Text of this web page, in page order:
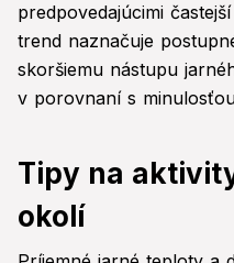
predpovedajúcimi
trend naznačuje
skoršiemu nástupu
v porovnaní s
Tipy na
okolí